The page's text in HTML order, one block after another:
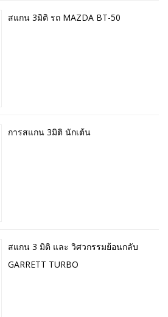
สแกน 3มิติ รถ MAZDA BT-50
การสแกน 3มิติ นักเต้น
สแกน 3 มิติ และ วิศวกรรมย้อนกลับ
GARRETT TURBO